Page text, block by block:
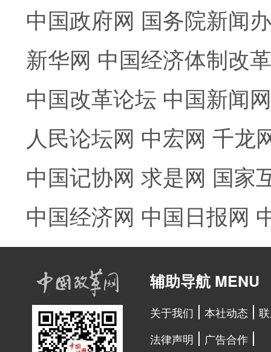
中国政府网 国务院新闻
新华网 中国经济体制改
中国改革论坛 中国新闻网
人民论坛网 中宏网 千龙
中国记协网 求是网 国家
中国经济网 中国日报网
辅助导航 MENU
关于我们 本社动态
法律声明
广告合作